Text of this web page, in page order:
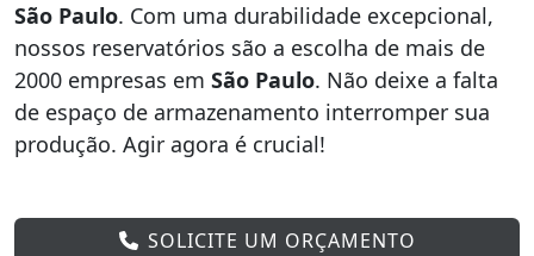
São Paulo. Com uma durabilidade excepcional,
nossos reservatórios são a escolha de mais de
2000 empresas em São Paulo. Não deixe a falta
de espaço de armazenamento interromper sua
produção. Agir agora é crucial!
SOLICITE UM ORÇAMENTO